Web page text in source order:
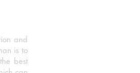
and
is to
best